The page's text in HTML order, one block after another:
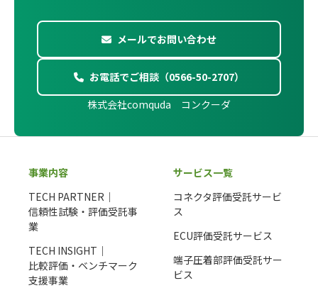
メールでお問い合わせ
お電話でご相談（0566-50-2707）
株式会社comquda コンクーダ
事業内容
TECH PARTNER｜
信頼性試験・評価受託事
業
TECH INSIGHT｜
比較評価・ベンチマーク
支援事業
サービス一覧
コネクタ評価受託サービ
ス
ECU評価受託サービス
端子圧着部評価受託サー
ビス